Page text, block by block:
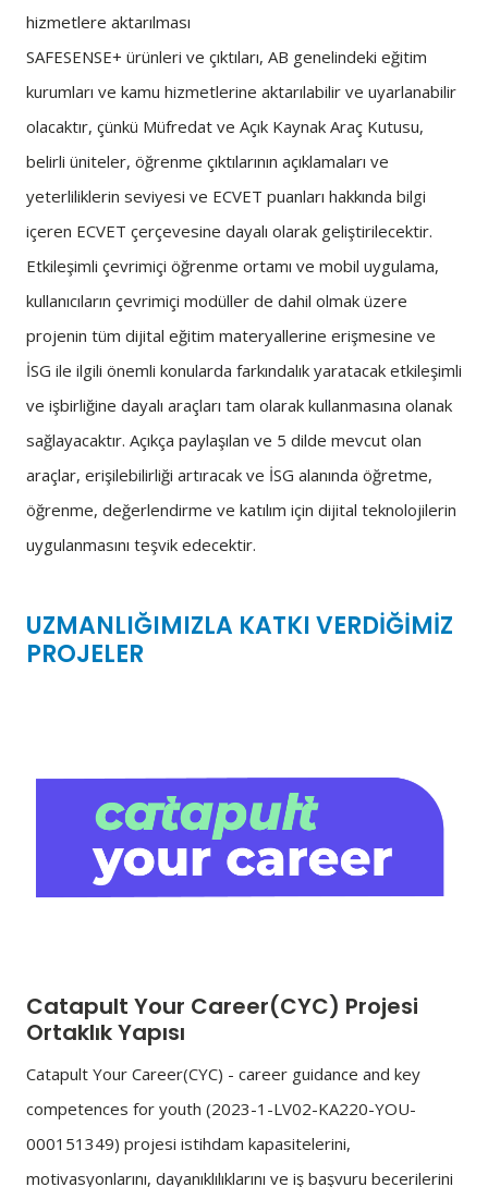
hizmetlere aktarılması
SAFESENSE+ ürünleri ve çıktıları, AB genelindeki eğitim
kurumları ve kamu hizmetlerine aktarılabilir ve uyarlanabilir
olacaktır, çünkü Müfredat ve Açık Kaynak Araç Kutusu,
belirli üniteler, öğrenme çıktılarının açıklamaları ve
yeterliliklerin seviyesi ve ECVET puanları hakkında bilgi
içeren ECVET çerçevesine dayalı olarak geliştirilecektir.
Etkileşimli çevrimiçi öğrenme ortamı ve mobil uygulama,
kullanıcıların çevrimiçi modüller de dahil olmak üzere
projenin tüm dijital eğitim materyallerine erişmesine ve
İSG ile ilgili önemli konularda farkındalık yaratacak etkileşimli
ve işbirliğine dayalı araçları tam olarak kullanmasına olanak
sağlayacaktır. Açıkça paylaşılan ve 5 dilde mevcut olan
araçlar, erişilebilirliği artıracak ve İSG alanında öğretme,
öğrenme, değerlendirme ve katılım için dijital teknolojilerin
uygulanmasını teşvik edecektir.
UZMANLIĞIMIZLA KATKI VERDİĞİMİZ
PROJELER
Catapult Your Career(CYC) Projesi
Ortaklık Yapısı
Catapult Your Career(CYC) - career guidance and key
competences for youth (2023-1-LV02-KA220-YOU-
000151349) projesi istihdam kapasitelerini,
motivasyonlarını, dayanıklılıklarını ve iş başvuru becerilerini